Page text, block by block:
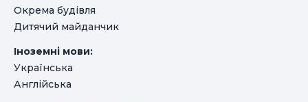
Окрема будівля
Дитячий майданчик
Іноземні мови:
Українська
Англійська